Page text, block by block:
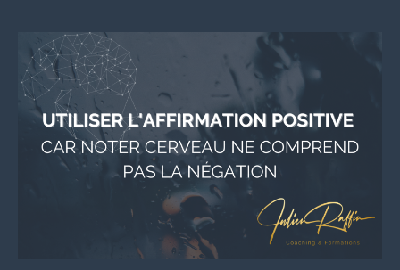
Utiliser
l’affirmation
positive
car
noter
cerveau